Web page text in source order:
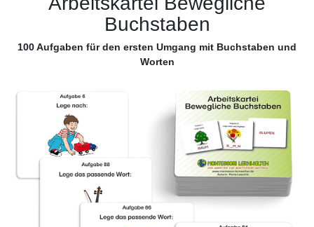
Buchstaben
100 Aufgaben für den ersten Umgang mit Buchstaben und
Worten